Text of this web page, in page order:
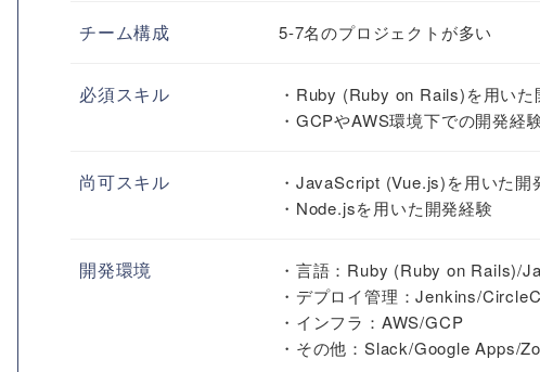
チーム構成 5-7名のプロジェクトが多い
必須スキル
・Ruby (Ruby on Rails)を用いた
・GCPやAWS環境下での開発経
尚可スキル
・JavaScript (Vue.js)を用いた開
・Node.jsを用いた開発経験
開発環境
・言語：Ruby (Ruby on Rails)/
・デプロイ管理：Jenkins/
・インフラ：AWS/GCP
・その他：Slack/Google Apps/